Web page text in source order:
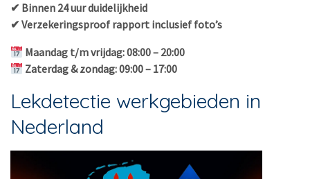
✔ Binnen 24 uur duidelijkheid
✔ Verzekeringsproof rapport inclusief foto’s
Maandag t/m vrijdag: 08:00 – 20:00
Zaterdag & zondag: 09:00 – 17:00
Lekdetectie werkgebieden in
Nederland